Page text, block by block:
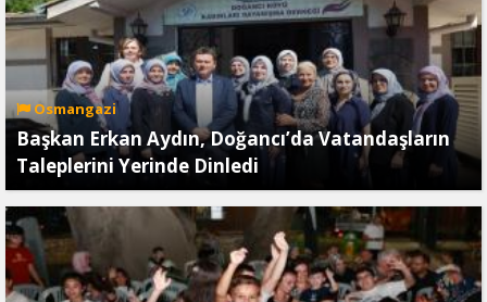
Osmangazi
Başkan Erkan Aydın, Doğancı’da Vatandaşların
Taleplerini Yerinde Dinledi